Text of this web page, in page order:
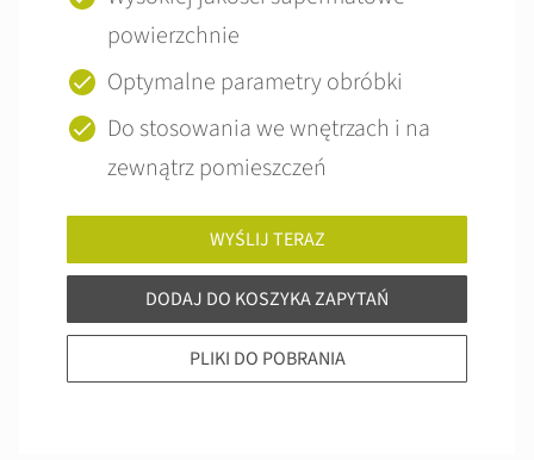
powierzchnie
Optymalne parametry obróbki
Do stosowania we wnętrzach i na
zewnątrz pomieszczeń
WYŚLIJ TERAZ
DODAJ DO KOSZYKA ZAPYTAŃ
PLIKI DO POBRANIA